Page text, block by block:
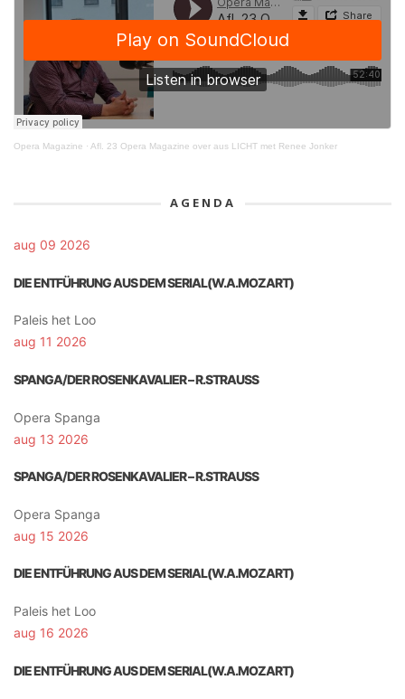
Opera Magazine · Afl. 23 Opera Magazine over aus LICHT met Renee Jonker
AGENDA
aug 09 2026
DIE ENTFÜHRUNG AUS DEM SERIAL(W.A.MOZART)
Paleis het Loo
aug 11 2026
SPANGA/DER ROSENKAVALIER – R.STRAUSS
Opera Spanga
aug 13 2026
SPANGA/DER ROSENKAVALIER – R.STRAUSS
Opera Spanga
aug 15 2026
DIE ENTFÜHRUNG AUS DEM SERIAL(W.A.MOZART)
Paleis het Loo
aug 16 2026
DIE ENTFÜHRUNG AUS DEM SERIAL(W.A.MOZART)